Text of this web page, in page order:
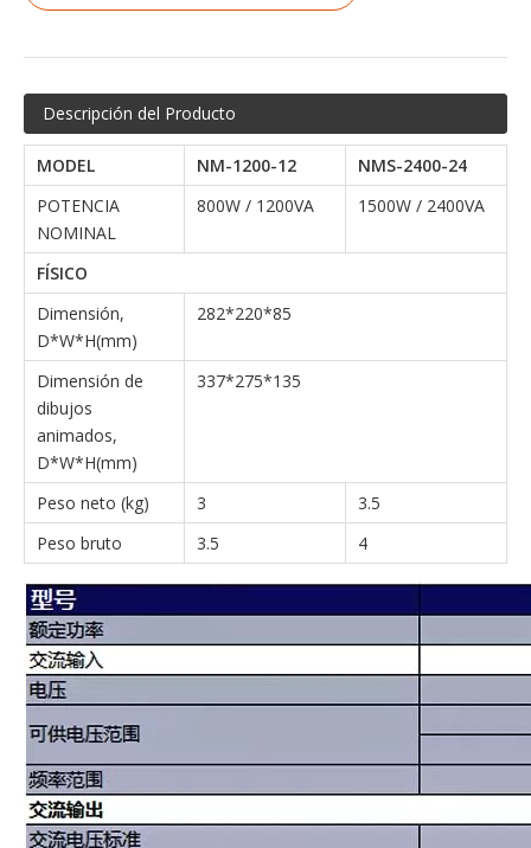
Descripción del Producto
MODEL NM-1200-12
NMS-2400-24
POTENCIA
NOMINAL
800W / 1200VA 1500W / 2400VA
FÍSICO
Dimensión,
D*W*H(mm)
282*220*85
Dimensión de
dibujos
animados,
D*W*H(mm)
337*275*135
Peso neto (kg) 3
3.5
Peso bruto
3.5 4